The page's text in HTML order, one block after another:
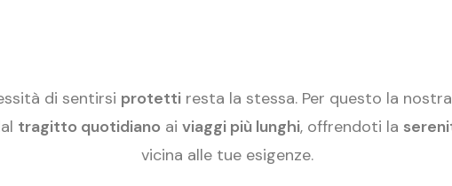
di sentirsi protettiresta la stessa. Per questo la
tragitto quotidiano aiviaggi più lunghi, offrendoti la
vicina alle tue esigenze.